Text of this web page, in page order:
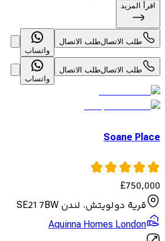
اقرأ المزيد
طلب الاتصالطلب الاتصال
واتساب
طلب الاتصالطلب الاتصال
واتساب
Soane Place
£750,000
قرية دولويتش، لندن SE21 7BW
Aquinna Homes London